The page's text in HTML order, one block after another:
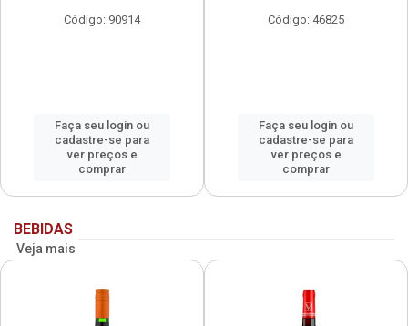
Código: 90914
Faça seu login ou
cadastre-se para
ver preços e
comprar
Código: 46825
Faça seu login ou
cadastre-se para
ver preços e
comprar
BEBIDAS
Veja mais